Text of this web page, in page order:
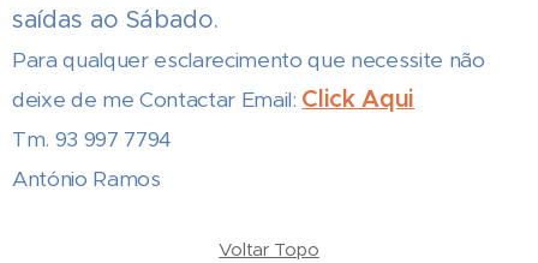
saídas ao Sábado.
Para qualquer esclarecimento que necessite não
deixe de me Contactar Email: Click Aqui
Tm. 93 997 7794
António Ramos
Voltar Topo